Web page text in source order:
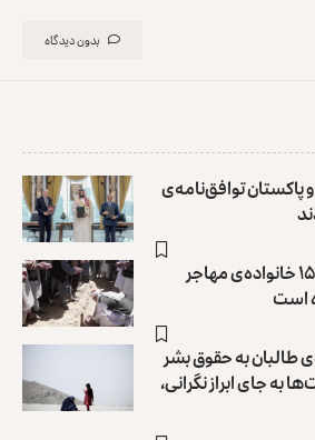
بدون دیدگاه
پاکستان توافق‌نامه‌ی
طالبان: برای ۶۵ هزار و ۱۵۴ خانواده‌ی مهاجر
است
طالبان به حقوق بشر
جای ابراز نگرانی،